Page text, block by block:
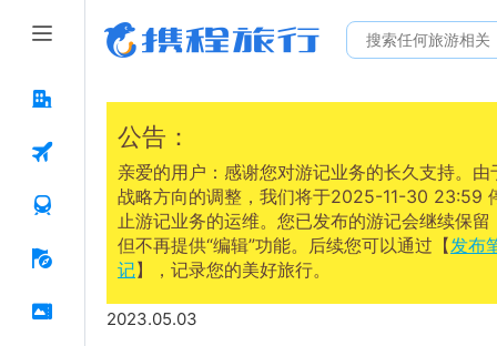
公告：
亲爱的用户：感谢您对游记业务的长久支持。由
战略方向的调整，我们将于2025-11-30 23:59
止游记业务的运维。您已发布的游记会继续保留
但不再提供“编辑”功能。后续您可以通过【发布
记】，记录您的美好旅行。
2023.05.03